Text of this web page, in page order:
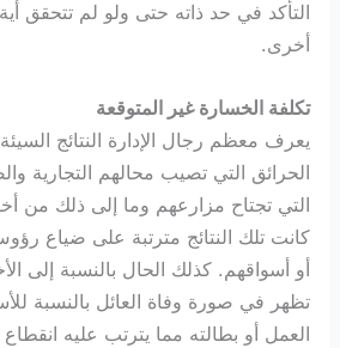
التأكد في حد ذاته حتى ولو لم تتحقق
أخرى.
تكلفة الخسارة غير المتوقعة
يعرف معظم رجال الإدارة النتائج
الحرائق التي تصيب محالهم التجارية
التي تجتاح مزارعهم وما إلى ذلك من
كانت تلك النتائج مترتبة على ضياع
أو أسواقهم. كذلك الحال بالنسبة إلى
تظهر في صورة وفاة العائل بالنسبة
العمل أو بطالته مما يترتب عليه